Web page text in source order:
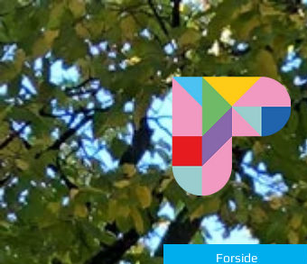
Forside